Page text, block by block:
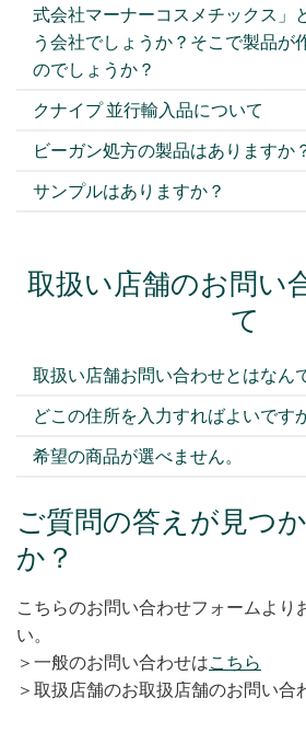
式会社マーナーコスメチックス」
う会社でしょうか？そこで製品が
のでしょうか？
クナイプ 並行輸入品について
ビーガン処方の製品はありますか
サンプルはありますか？
取扱い店舗のお問い
て
取扱い店舗お問い合わせとはなん
どこの住所を入力すればよいです
希望の商品が選べません。
ご質問の答えが見つ
か？
こちらのお問い合わせフォームより
い。
＞一般のお問い合わせはこちら
＞取扱店舗のお取扱店舗のお問い合